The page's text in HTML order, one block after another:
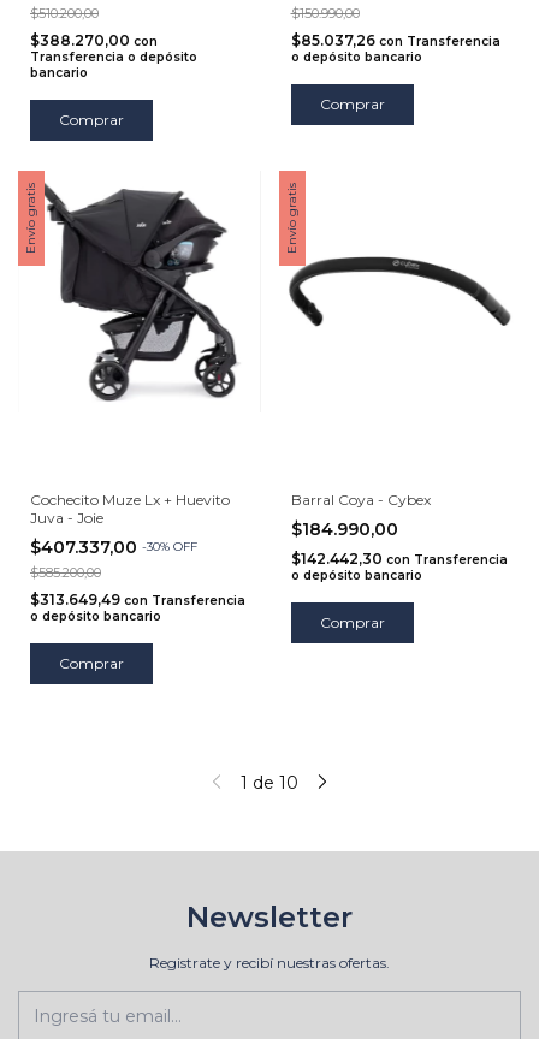
$510.200,00
$388.270,00 con
Transferencia o depósito
bancario
Comprar
$150.990,00
$85.037,26 con Transferencia
o depósito bancario
Envío gratis
Cochecito Muze Lx + Huevito
Juva - Joie
$407.337,00 -30% OFF
$585.200,00
$313.649,49 con Transferencia
o depósito bancario
Comprar
Envío gratis
Barral Coya - Cybex
$184.990,00
$142.442,30 con Transferencia
o depósito bancario
Comprar
1 de 10
Newsletter
Registrate y recibí nuestras ofertas.